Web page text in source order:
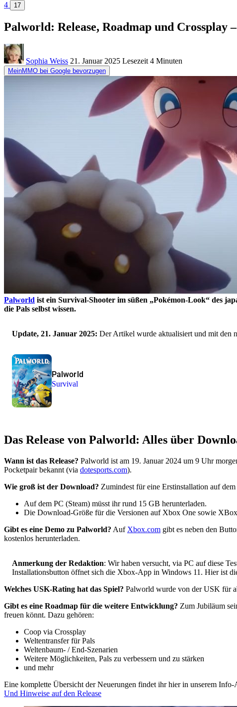
4
17
Palworld: Release, Roadmap und Crossplay
Sophia Weiss 21. Januar 2025 Lesezeit 4 Minuten
MeinMMO bei Google bevorzugen
Palworld ist ein Survival-Shooter im süßen Pokémon-Look
des
die Pals selbst wissen.
Update, 21. Januar 2025: Der Artikel wurde aktualisiert und mit den
Palworld
Survival
Das Release von Palworld: Alles über
Wann ist das Release? Palworld ist am 19. Januar 2024 um 9 Uhr
Pocketpair bekannt (via dotesports.com).
Wie groß ist der Download? Zumindest für eine Erstinstallation auf
Auf dem PC (Steam) müsst ihr rund 15 GB herunterladen.
Die Download-Größe für die Versionen auf Xbox One sowie
Gibt es eine Demo zu Palworld? Auf Xbox.com gibt es neben den
kostenlos herunterladen.
Anmerkung der Redaktion: Wir haben versucht, via PC auf diese
Installationsbutton öffnet sich die Xbox-App in Windows 11. Hier ist
Welches USK-Rating hat das Spiel? Palworld wurde von der USK für
Gibt es eine Roadmap für die weitere Entwicklung? Zum Jubiläum
freuen könnt. Dazu gehören:
Coop via Crossplay
Weltentransfer für Pals
Weltenbaum- / End-Szenarien
Weitere Möglichkeiten, Pals zu verbessern und zu stärken
und mehr
Eine komplette Übersicht der Neuerungen findet ihr hier in unserem
Und Hinweise auf den Release